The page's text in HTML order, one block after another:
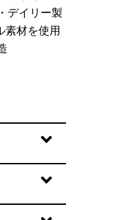
デイリー製
素材を使用